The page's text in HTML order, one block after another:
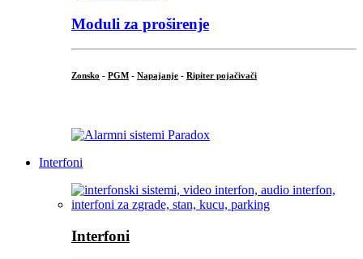
Moduli za proširenje
Zonsko - PGM - Napajanje - Ripiter pojačivači
Interfoni
Interfoni